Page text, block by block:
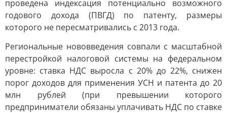
проведена индексация потенциально возможного
годового дохода (ПВГД) по патенту, размеры
которого не пересматривались с 2013 года.
Региональные нововведения совпали с масштабной
перестройкой налоговой системы на федеральном
уровне: ставка НДС выросла с 20% до 22%, снижен
порог доходов для применения УСН и патента до 20
млн рублей (при превышении которого
предприниматели обязаны уплачивать НДС по ставке